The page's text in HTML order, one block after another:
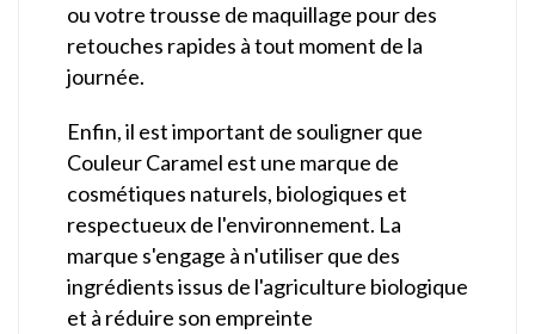
ou votre trousse de maquillage pour des
retouches rapides à tout moment de la
journée.
Enfin, il est important de souligner que
Couleur Caramel est une marque de
cosmétiques naturels, biologiques et
respectueux de l'environnement. La
marque s'engage à n'utiliser que des
ingrédients issus de l'agriculture biologique
et à réduire son empreinte